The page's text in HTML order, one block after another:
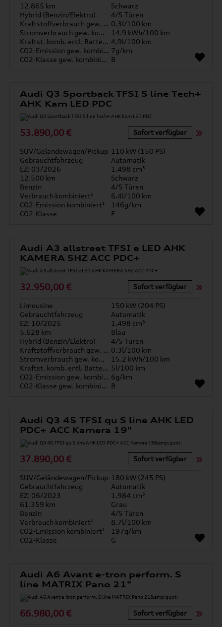
12.865 km
Schwarz
Hybrid (Benzin/Elektro)
4/5 Türen
Kraftstoffverbrauch gew. kombiniert 0.3l/100 km
Stromverbrauch gew. kombiniert
14.9 kWh/100 km
Kraftst. komb. entl. Batterie 4.9l/100 km
CO2-Emission gew. kombiniert 7g/km
CO2-Klasse gew. kombiniert B
Audi Q3 Sportback TFSI S line Tech+
AHK Kam LED PDC
53.890,00 € Sofort verfügbar
SUV/Geländewagen/Pickup 110 kW (150 PS)
Gebrauchtfahrzeug
Automatik
EZ: 03/2026
1.498 cm³
12.500 km
Schwarz
Benzin
4/5 Türen
Verbrauch kombiniert¹
6.4l/100 km
CO2-Emission kombiniert¹
146g/km
CO2-Klasse
E
Audi A3 allstreet TFSI e LED AHK
KAMERA SHZ ACC PDC+
32.950,00 € Sofort verfügbar
Limousine
150 kW (204 PS)
Gebrauchtfahrzeug
Automatik
EZ: 10/2025
1.498 cm³
5.628 km
Blau
Hybrid (Benzin/Elektro)
4/5 Türen
Kraftstoffverbrauch gew. kombiniert 0.3l/100 km
Stromverbrauch gew. kombiniert
15.2 kWh/100 km
Kraftst. komb. entl. Batterie 5l/100 km
CO2-Emission gew. kombiniert 6g/km
CO2-Klasse gew. kombiniert B
Audi Q3 45 TFSI qu S line AHK LED
PDC+ ACC Kamera 19"
37.890,00 € Sofort verfügbar
SUV/Geländewagen/Pickup 180 kW (245 PS)
Gebrauchtfahrzeug
Automatik
EZ: 06/2023
1.984 cm³
61.359 km
Grau
Benzin
4/5 Türen
Verbrauch kombiniert¹
8.7l/100 km
CO2-Emission kombiniert¹
197g/km
CO2-Klasse
G
Audi A6 Avant e-tron perform. S
line MATRIX Pano 21"
66.980,00 € Sofort verfügbar